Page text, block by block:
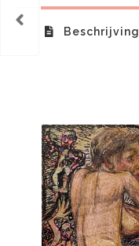
Beschrijving